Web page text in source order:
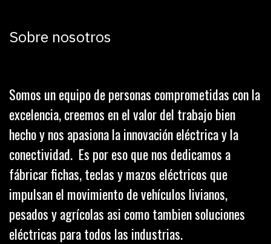
Sobre nosotros
Somos un equipo de personas comprometidas con la
excelencia, creemos en el valor del trabajo bien
hecho y nos apasiona la innovación eléctrica y la
conectividad. Es por eso que nos dedicamos a
fábricar fichas, teclas y mazos eléctricos que
impulsan el movimiento de vehículos livianos,
pesados y agrícolas asi como tambien soluciones
eléctricas para todos las industrias.